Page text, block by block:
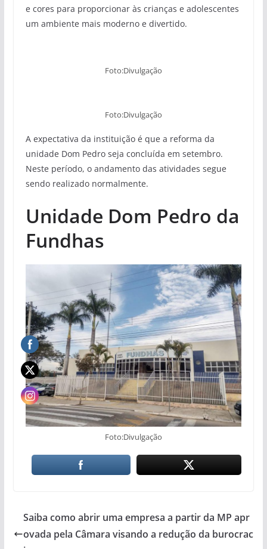
e cores para proporcionar às crianças e adolescentes
um ambiente mais moderno e divertido.
Foto:Divulgação
Foto:Divulgação
A expectativa da instituição é que a reforma da
unidade Dom Pedro seja concluída em setembro.
Neste período, o andamento das atividades segue
sendo realizado normalmente.
Unidade Dom Pedro da
Fundhas
Foto:Divulgação
Saiba como abrir uma empresa a partir da MP apr
ovada pela Câmara visando a redução da burocrac